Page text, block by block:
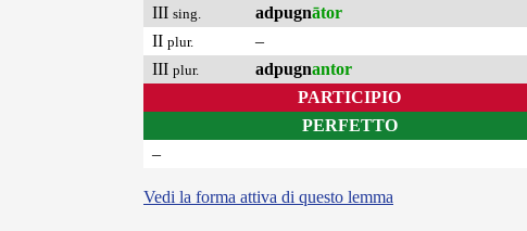
III sing. adpugnātor
II plur.
–
III plur. adpugnantor
PARTICIPIO
PERFETTO
–
Vedi la forma attiva di questo lemma